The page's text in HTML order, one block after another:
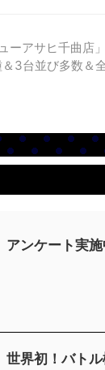
ーアサヒ千曲店
＆3台並び多数＆
アンケート実施
世界初！バト